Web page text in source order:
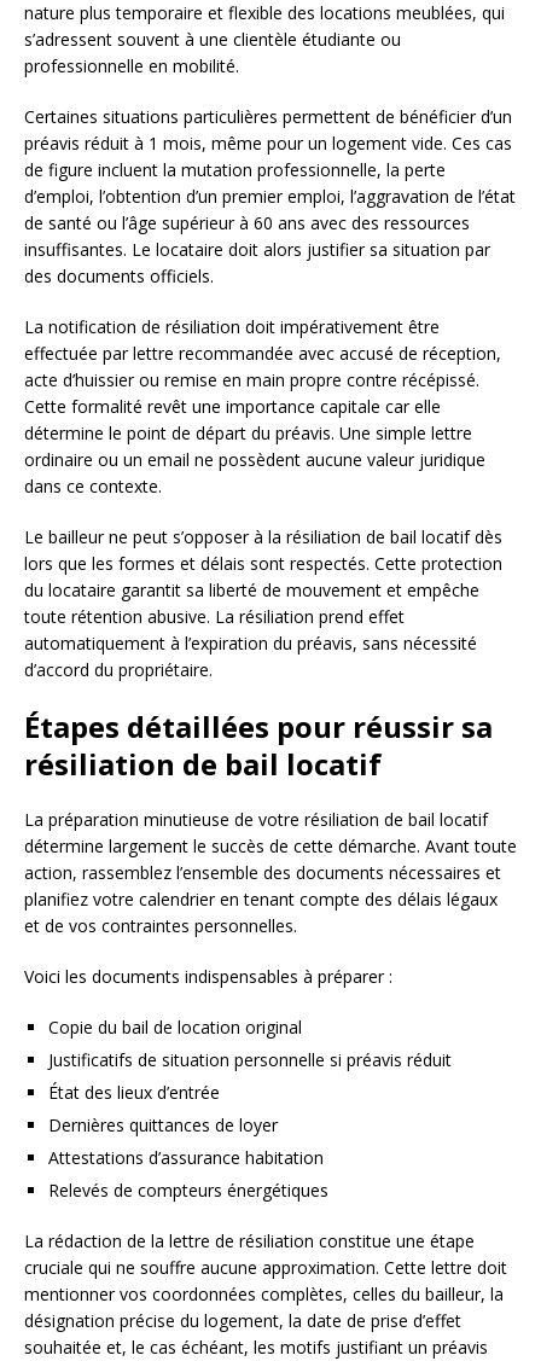
nature plus temporaire et flexible des locations meublées, qui
s’adressent souvent à une clientèle étudiante ou
professionnelle en mobilité.
Certaines situations particulières permettent de bénéficier d’un
préavis réduit à 1 mois, même pour un logement vide. Ces cas
de figure incluent la mutation professionnelle, la perte
d’emploi, l’obtention d’un premier emploi, l’aggravation de l’état
de santé ou l’âge supérieur à 60 ans avec des ressources
insuffisantes. Le locataire doit alors justifier sa situation par
des documents officiels.
La notification de résiliation doit impérativement être
effectuée par lettre recommandée avec accusé de réception,
acte d’huissier ou remise en main propre contre récépissé.
Cette formalité revêt une importance capitale car elle
détermine le point de départ du préavis. Une simple lettre
ordinaire ou un email ne possèdent aucune valeur juridique
dans ce contexte.
Le bailleur ne peut s’opposer à la résiliation de bail locatif dès
lors que les formes et délais sont respectés. Cette protection
du locataire garantit sa liberté de mouvement et empêche
toute rétention abusive. La résiliation prend effet
automatiquement à l’expiration du préavis, sans nécessité
d’accord du propriétaire.
Étapes détaillées pour réussir sa
résiliation de bail locatif
La préparation minutieuse de votre résiliation de bail locatif
détermine largement le succès de cette démarche. Avant toute
action, rassemblez l’ensemble des documents nécessaires et
planifiez votre calendrier en tenant compte des délais légaux
et de vos contraintes personnelles.
Voici les documents indispensables à préparer :
Copie du bail de location original
Justificatifs de situation personnelle si préavis réduit
État des lieux d’entrée
Dernières quittances de loyer
Attestations d’assurance habitation
Relevés de compteurs énergétiques
La rédaction de la lettre de résiliation constitue une étape
cruciale qui ne souffre aucune approximation. Cette lettre doit
mentionner vos coordonnées complètes, celles du bailleur, la
désignation précise du logement, la date de prise d’effet
souhaitée et, le cas échéant, les motifs justifiant un préavis